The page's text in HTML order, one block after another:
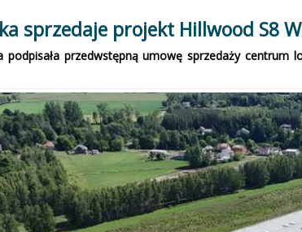
sprzedaje projekt Hillwood S8
podpisała przedwstępną umowę sprzedaży